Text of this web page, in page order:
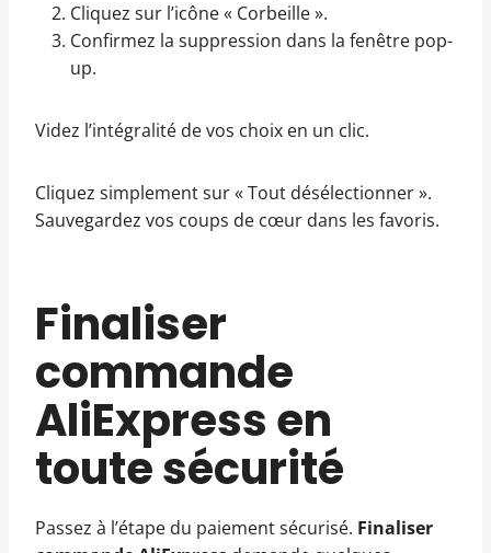
Cliquez sur l’icône « Corbeille ».
Confirmez la suppression dans la fenêtre pop-
up.
Videz l’intégralité de vos choix en un clic.
Cliquez simplement sur « Tout désélectionner ».
Sauvegardez vos coups de cœur dans les favoris.
Finaliser
commande
AliExpress en
toute sécurité
Passez à l’étape du paiement sécurisé. Finaliser